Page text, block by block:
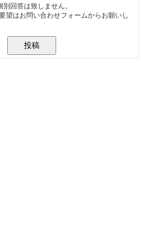
回答は致しません。
望はお問い合わせフォームからお願いし